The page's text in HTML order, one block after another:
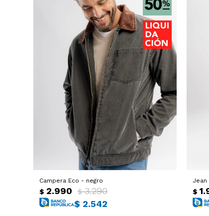
Campera Eco - negro
$ 2.990 $ 3.290
$ 2.542
Jean
$